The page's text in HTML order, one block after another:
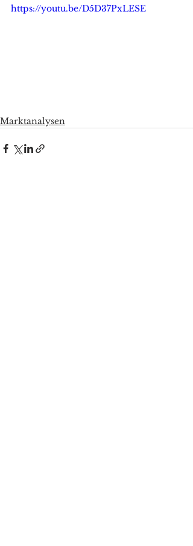
https://youtu.be/D5D37PxLESE
Marktanalysen